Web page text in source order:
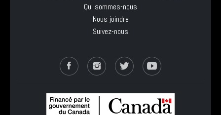
Qui sommes-nous
Nous joindre
Suivez-nous